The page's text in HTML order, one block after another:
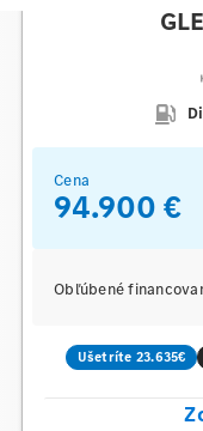
Cena
94.900 €
Obľúbené
Ušetríte 23.635€